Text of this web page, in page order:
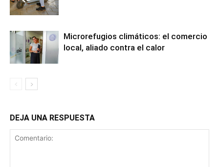
Microrefugios climáticos: el comercio
local, aliado contra el calor
DEJA UNA RESPUESTA